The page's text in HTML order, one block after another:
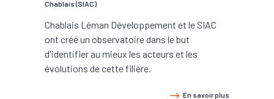
Chablais (SIAC)
Chablais Léman Développement et le SIAC
ont créé un observatoire dans le but
d'identifier au mieux les acteurs et les
évolutions de cette filière.
En savoir plus